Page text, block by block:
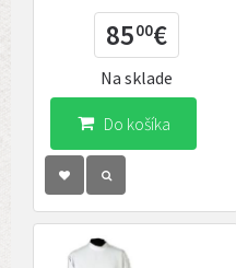
8500€
Do košíka
Na sklade